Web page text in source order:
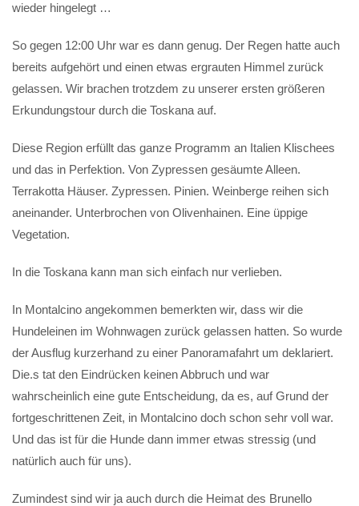
wieder hingelegt …
So gegen 12:00 Uhr war es dann genug. Der Regen hatte auch
bereits aufgehört und einen etwas ergrauten Himmel zurück
gelassen. Wir brachen trotzdem zu unserer ersten größeren
Erkundungstour durch die Toskana auf.
Diese Region erfüllt das ganze Programm an Italien Klischees
und das in Perfektion. Von Zypressen gesäumte Alleen.
Terrakotta Häuser. Zypressen. Pinien. Weinberge reihen sich
aneinander. Unterbrochen von Olivenhainen. Eine üppige
Vegetation.
In die Toskana kann man sich einfach nur verlieben.
In Montalcino angekommen bemerkten wir, dass wir die
Hundeleinen im Wohnwagen zurück gelassen hatten. So wurde
der Ausflug kurzerhand zu einer Panoramafahrt um deklariert.
Die.s tat den Eindrücken keinen Abbruch und war
wahrscheinlich eine gute Entscheidung, da es, auf Grund der
fortgeschrittenen Zeit, in Montalcino doch schon sehr voll war.
Und das ist für die Hunde dann immer etwas stressig (und
natürlich auch für uns).
Zumindest sind wir ja auch durch die Heimat des Brunello